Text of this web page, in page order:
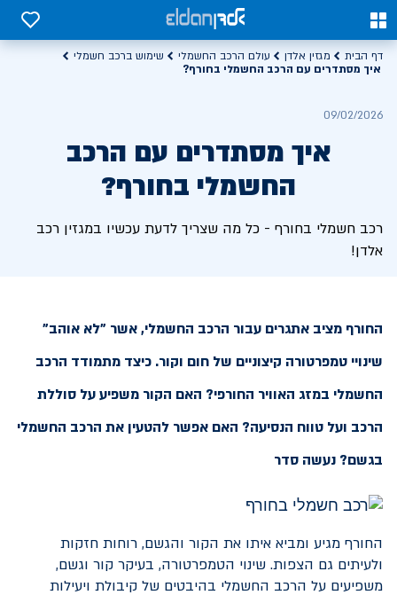
0
0
דף הבית מגזין אלדן עולם הרכב החשמלי
שימוש ברכב חשמלי
איך מסתדרים עם הרכב החשמלי בחורף?
09/02/2026
איך מסתדרים עם הרכב
החשמלי בחורף?
רכב חשמלי בחורף - כל מה שצריך לדעת עכשיו במגזין רכב
אלדן!
החורף מציב אתגרים עבור הרכב החשמלי, אשר "לא אוהב"
שינויי טמפרטורה קיצוניים של חום וקור. כיצד מתמודד הרכב
החשמלי במזג האוויר החורפי? האם הקור משפיע על סוללת
הרכב ועל טווח הנסיעה? האם אפשר להטעין את הרכב החשמלי
בגשם? נעשה סדר
החורף מגיע ומביא איתו את הקור והגשם, רוחות חזקות
ולעיתים גם הצפות. שינוי הטמפרטורה, בעיקר קור וגשם,
משפיעים על הרכב החשמלי בהיבטים של קיבולת ויעילות